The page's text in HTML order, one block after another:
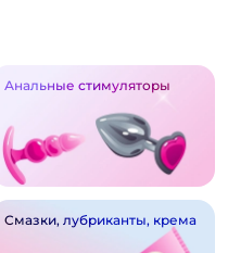
Анальные стимуляторы
Смазки, лубриканты, крема